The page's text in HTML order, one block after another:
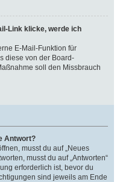
Link klicke, werde ich
E-Mail-Funktion für
diese von der Board-
soll den Missbrauch
Antwort?
musst du auf „Neues
musst du auf „Antworten“
erforderlich ist, bevor du
sind jeweils am Ende